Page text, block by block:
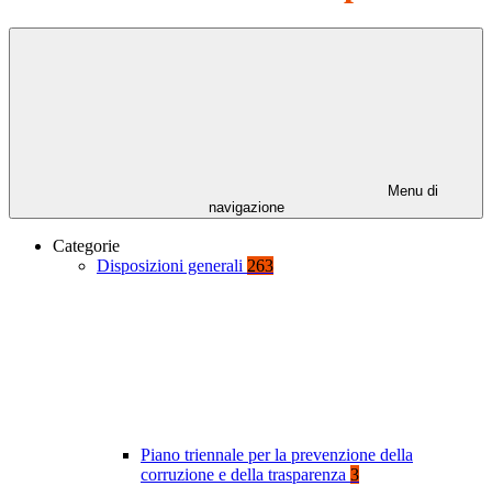
Menu di
navigazione
Categorie
Disposizioni generali 263
Piano triennale per la prevenzione della
corruzione e della trasparenza 3